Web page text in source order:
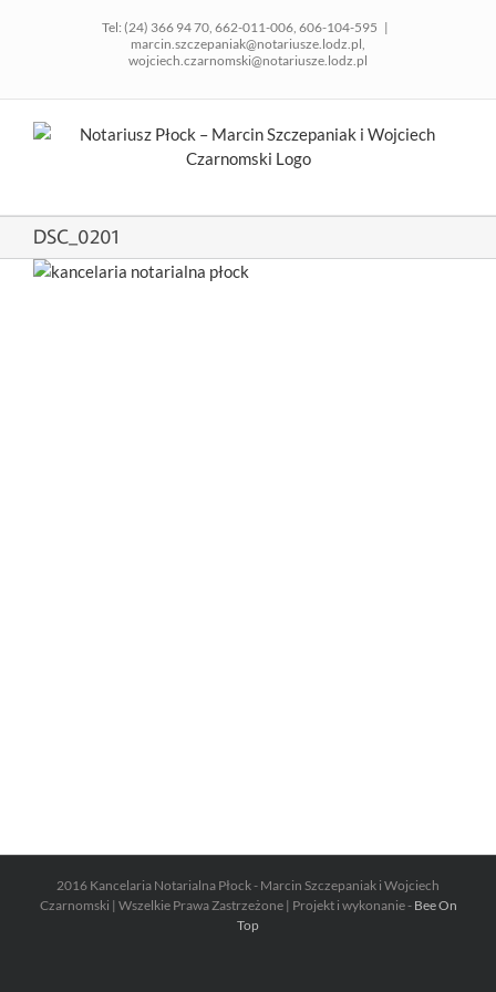
Tel: (24) 366 94 70, 662-011-006, 606-104-595 |
marcin.szczepaniak@notariusze.lodz.pl,
wojciech.czarnomski@notariusze.lodz.pl
DSC_0201
2016 Kancelaria Notarialna Płock - Marcin Szczepaniak i Wojciech
Czarnomski | Wszelkie Prawa Zastrzeżone | Projekt i wykonanie - Bee On
Top